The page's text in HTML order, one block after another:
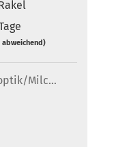
abweichend)
Sandstrahloptik/Milchglas